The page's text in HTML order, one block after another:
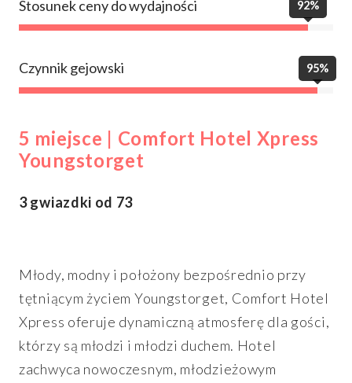
Stosunek ceny do wydajności 92%
Czynnik gejowski 95%
5 miejsce | Comfort Hotel Xpress
Youngstorget
3 gwiazdki od 73
Młody, modny i położony bezpośrednio przy
tętniącym życiem Youngstorget, Comfort Hotel
Xpress oferuje dynamiczną atmosferę dla gości,
którzy są młodzi i młodzi duchem. Hotel
zachwyca nowoczesnym, młodzieżowym